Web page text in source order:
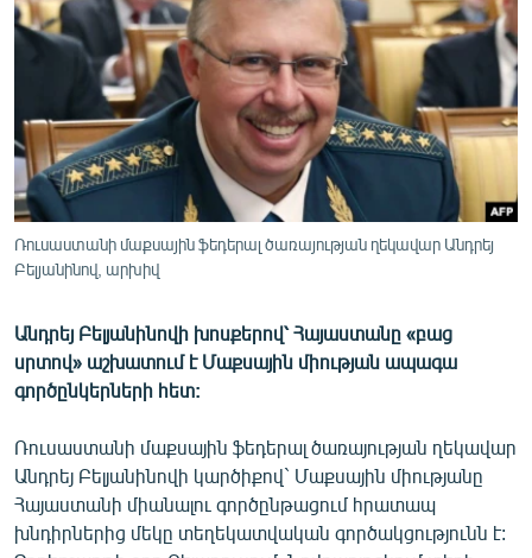
ՄԻՋԱԶԳԱՅԻՆ
ՄՇԱԿՈՒՅԹ
ՄԵԿՆԱԲԱՆՈՒԹՅՈՒՆ
ՏՏ ԵՒ ԻՆՏԵՐՆԵՏ
ԱՐԽԻՎ
ԲԱՆԱՎԵՃ
ՁԳՏԵԼՈՎ ԼԱՎԱԳՈՒՅՆԻՆ
ՓՈԴՔԱՍԹ
Հայերեն
English
Ռուսաստանի մաքսային ֆեդերալ ծառայության ղեկավար Անդրեյ
Բելյանինով, արխիվ
Անդրեյ Բելյանինովի խոսքերով՝ Հայաստանը «բաց
սրտով» աշխատում է Մաքսային միության ապագա
գործընկերների հետ:
Ռուսաստանի մաքսային ֆեդերալ ծառայության ղեկավար
Անդրեյ Բելյանինովի կարծիքով` Մաքսային միությանը
Հայաստանի միանալու գործընթացում հրատապ
խնդիրներից մեկը տեղեկատվական գործակցությունն է: